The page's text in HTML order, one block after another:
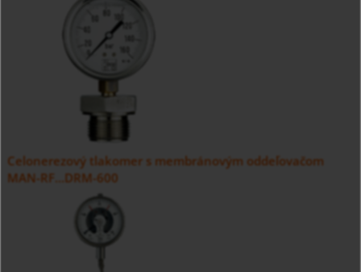
Celonerezový tlakomer s membránovým oddeľovačom
MAN-RF...DRM-600